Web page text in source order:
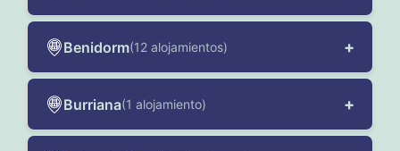
Benidorm(12 alojamientos) +
Burriana(1 alojamiento) +